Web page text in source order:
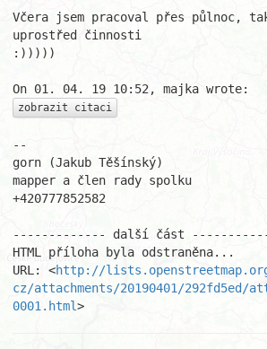
Včera jsem pracoval přes půlnoc,
uprostřed činnosti
:)))))
zobrazit citaci
--
gorn (Jakub Těšínský)
mapper a člen rady spolku
+420777852582
------------- další část
HTML příloha byla odstraněna...
URL: <http://
cz/attachments/20190401/292fd5ed/
0001.html>